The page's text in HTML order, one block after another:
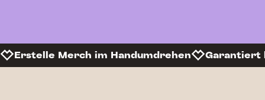
Erstelle Merch im Handumdrehen Garantiert